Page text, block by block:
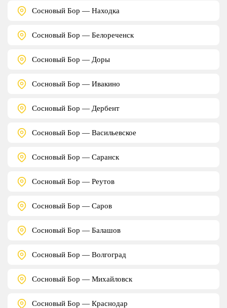
Сосновый Бор — Находка
Сосновый Бор — Белореченск
Сосновый Бор — Доры
Сосновый Бор — Ивакино
Сосновый Бор — Дербент
Сосновый Бор — Васильевское
Сосновый Бор — Саранск
Сосновый Бор — Реутов
Сосновый Бор — Саров
Сосновый Бор — Балашов
Сосновый Бор — Волгоград
Сосновый Бор — Михайловск
Сосновый Бор — Краснодар